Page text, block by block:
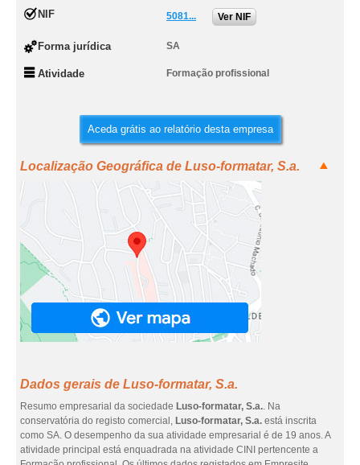
NIF 5081... Ver NIF
Forma jurídica SA
Atividade Formação profissional
Aceda grátis ao relatório desta empresa
Localização Geográfica de Luso-formatar, S.a.
Dados gerais de Luso-formatar, S.a.
Resumo empresarial da sociedade Luso-formatar, S.a.. Na
conservatória do registo comercial, Luso-formatar, S.a. está inscrita
como SA. O desempenho da sua atividade empresarial é de 19 anos. A
atividade principal está enquadrada na atividade CINI pertencente a